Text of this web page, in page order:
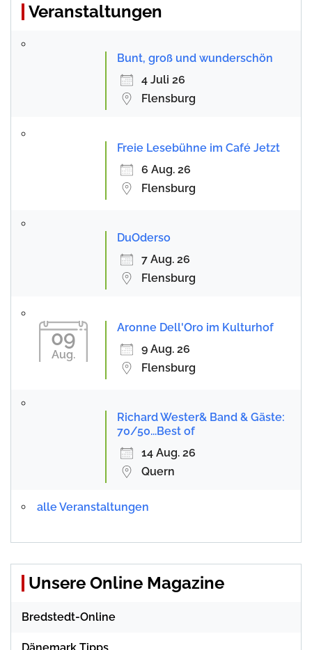
Veranstaltungen
Bunt, groß und wunderschön
4 Juli 26
Flensburg
Freie Lesebühne im Café Jetzt
6 Aug. 26
Flensburg
DuOderso
7 Aug. 26
Flensburg
09
Aug.
Aronne Dell'Oro im Kulturhof
9 Aug. 26
Flensburg
Richard Wester& Band & Gäste:
70/50...Best of
14 Aug. 26
Quern
alle Veranstaltungen
Unsere Online Magazine
Bredstedt-Online
Dänemark Tipps